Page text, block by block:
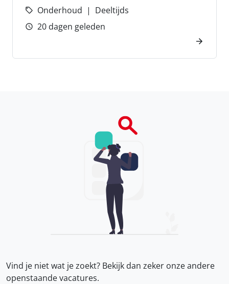
Onderhoud
Deeltijds
20 dagen geleden
Vind je niet wat je zoekt? Bekijk dan zeker onzeandere
openstaande vacatures.